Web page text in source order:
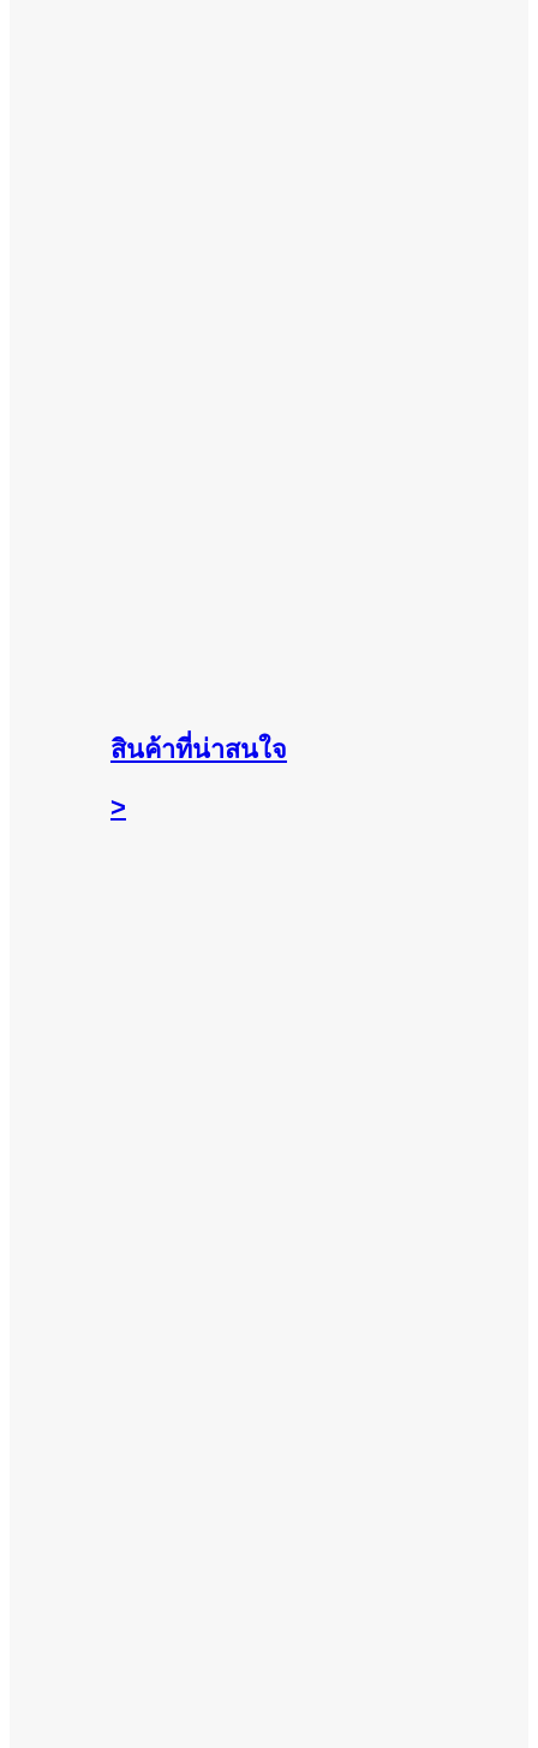
สินค้าที่น่าสนใจ
>